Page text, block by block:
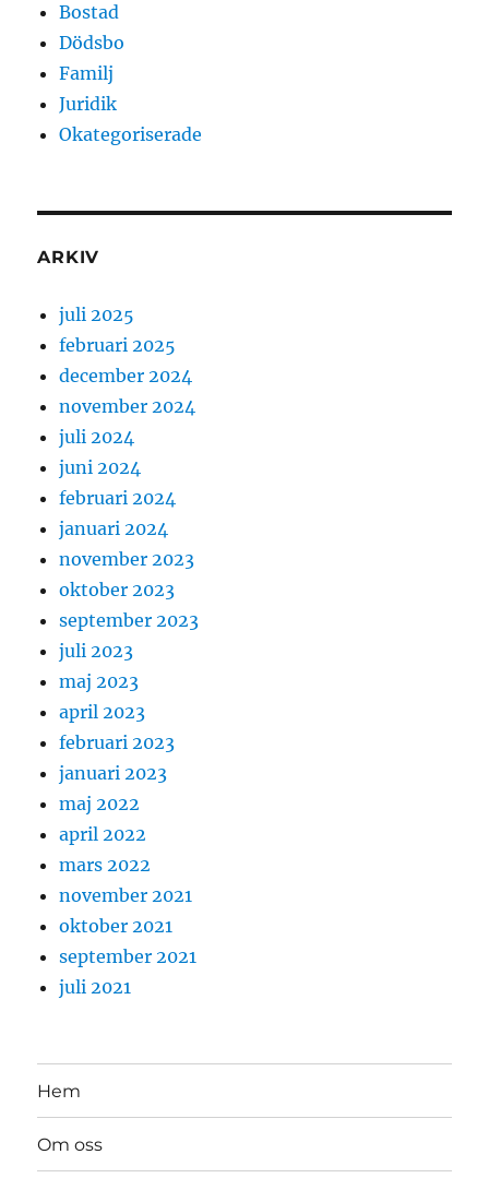
Bostad
Dödsbo
Familj
Juridik
Okategoriserade
ARKIV
juli 2025
februari 2025
december 2024
november 2024
juli 2024
juni 2024
februari 2024
januari 2024
november 2023
oktober 2023
september 2023
juli 2023
maj 2023
april 2023
februari 2023
januari 2023
maj 2022
april 2022
mars 2022
november 2021
oktober 2021
september 2021
juli 2021
Hem
Om oss